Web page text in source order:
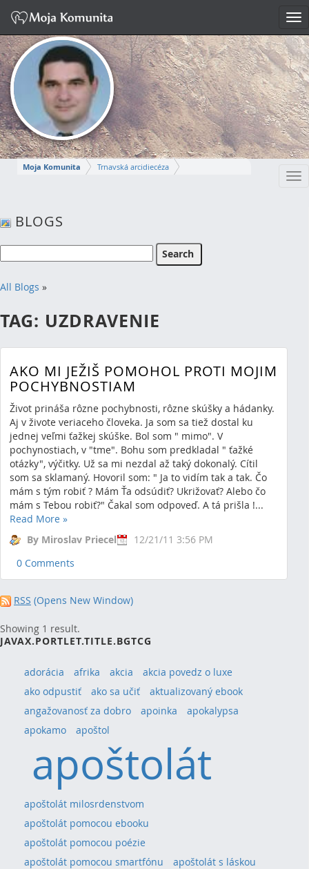
Moja Komunita
Trnavská arcidiecéza
MIROSLAV
BLOGS
All Blogs »
TAG: UZDRAVENIE
AKO MI JEŽIŠ POMOHOL PROTI MOJIM
POCHYBNOSTIAM
Život prináša rôzne pochybnosti, rôzne skúšky a hádanky.
Aj v živote veriaceho človeka. Ja som sa tiež dostal ku
jednej veľmi ťažkej skúške. Bol som " mimo". V
pochynostiach, v "tme". Bohu som predkladal " ťažké
otázky", výčitky. Už sa mi nezdal až taký dokonalý. Cítil
som sa sklamaný. Hovoril som: " Ja to vidím tak a tak. Čo
mám s tým robiť ? Mám Ťa odsúdiť? Ukrižovať? Alebo čo
mám s Tebou robiť?" Čakal som odpoveď. A tá prišla !...
Read More »
By Miroslav Priecel
12/21/11 3:56 PM
0 Comments
RSS (Opens New Window)
Showing 1 result.
JAVAX.PORTLET.TITLE.BGTCG
adorácia afrika akcia
akcia povedz o luxe
ako odpustiť
ako sa učiť
aktualizovaný ebook
angažovanosť za dobro
apoinka
apokalypsa
apokamo
apoštol
apoštolát
apoštolát milosrdenstvom
apoštolát pomocou ebooku
apoštolát pomocou poézie
apoštolát pomocou smartfónu
apoštolát s láskou